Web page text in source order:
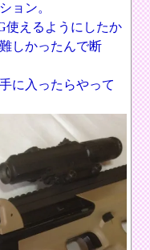
ョン。
使えるようにしたか
しかったんで断
に入ったらやって